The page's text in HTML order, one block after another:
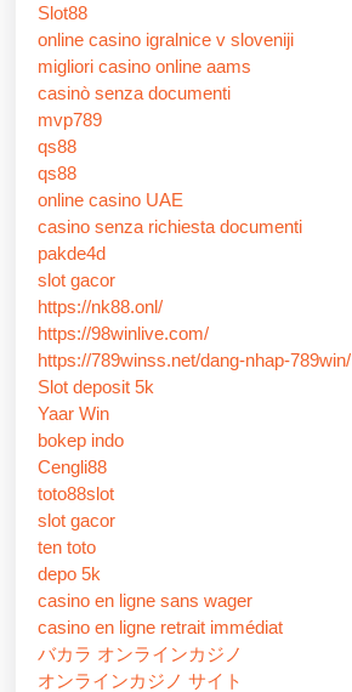
Slot88
online casino igralnice v sloveniji
migliori casino online aams
casinò senza documenti
mvp789
qs88
qs88
online casino UAE
casino senza richiesta documenti
pakde4d
slot gacor
https://nk88.onl/
https://98winlive.com/
https://789winss.net/dang-nhap-789win/
Slot deposit 5k
Yaar Win
bokep indo
Cengli88
toto88slot
slot gacor
ten toto
depo 5k
casino en ligne sans wager
casino en ligne retrait immédiat
バカラ オンラインカジノ
オンラインカジノ サイト